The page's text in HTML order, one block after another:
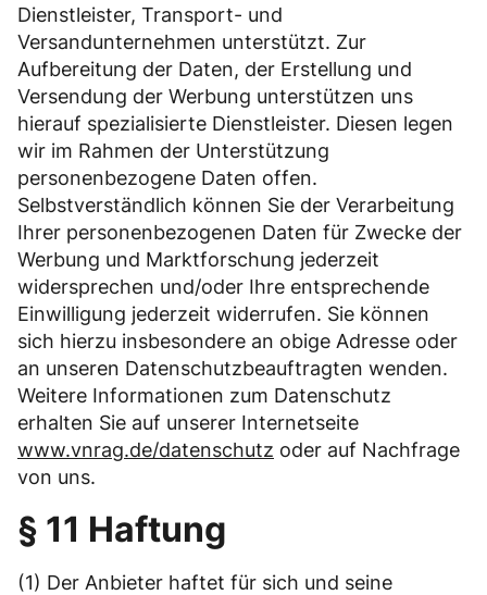
Dienstleister, Transport- und
Versandunternehmen unterstützt. Zur
Aufbereitung der Daten, der Erstellung und
Versendung der Werbung unterstützen uns
hierauf spezialisierte Dienstleister. Diesen legen
wir im Rahmen der Unterstützung
personenbezogene Daten offen.
Selbstverständlich können Sie der Verarbeitung
Ihrer personenbezogenen Daten für Zwecke der
Werbung und Marktforschung jederzeit
widersprechen und/oder Ihre entsprechende
Einwilligung jederzeit widerrufen. Sie können
sich hierzu insbesondere an obige Adresse oder
an unseren Datenschutzbeauftragten wenden.
Weitere Informationen zum Datenschutz
erhalten Sie auf unserer Internetseite
www.vnrag.de/datenschutz oder auf Nachfrage
von uns.
§ 11 Haftung
(1) Der Anbieter haftet für sich und seine